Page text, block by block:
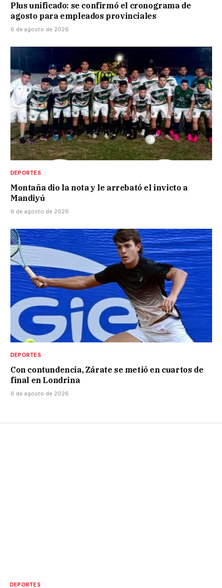
Plus unificado: se confirmó el cronograma de
agosto para empleados provinciales
6 de agosto de 2026
DEPORTES
Montaña dio la nota y le arrebató el invicto a
Mandiyú
6 de agosto de 2026
DEPORTES
Con contundencia, Zárate se metió en cuartos de
final en Londrina
6 de agosto de 2026
DEPORTES